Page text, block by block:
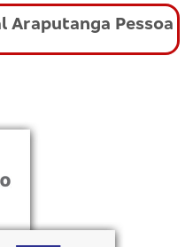
Araputanga Pessoa